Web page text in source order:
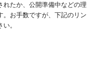
れたか、公開準備中などの理
。お手数ですが、下記のリン
。